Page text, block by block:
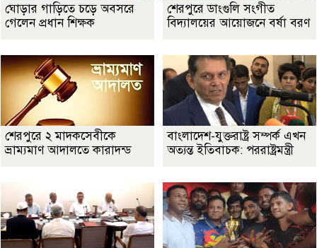
ঘোড়ার গাড়িতে চড়ে অবসরে
গেলেন প্রধান শিক্ষক
শেরপুরে ডাংগুলি সংগীত
বিদ্যালয়ের আয়োজনে বর্ষা বরণ
শেরপুরে ২ মাদকসেবীকে
ভ্রাম্যমাণ আদালতে কারাদন্ড
বাংলাদেশ-যুক্তরাষ্ট্র সম্পর্ক এখন
অত্যন্ত ইতিবাচক: পররাষ্ট্রমন্ত্রী